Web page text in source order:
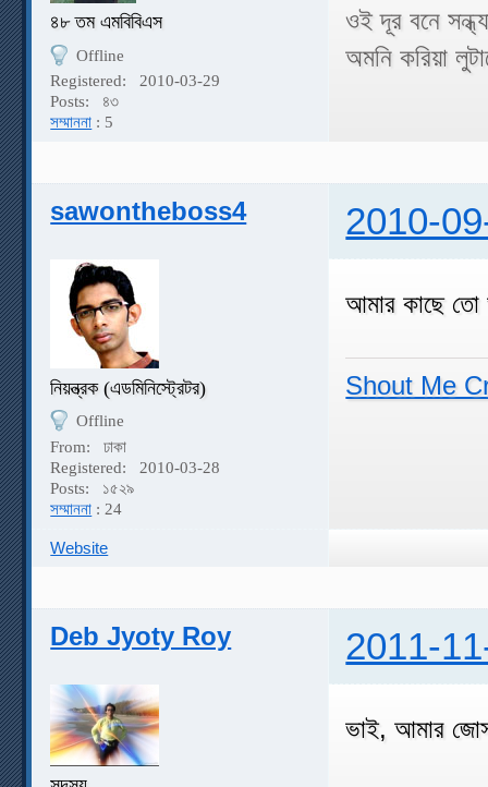
৪৮ তম এমবিবিএস
Offline
Registered:
2010-03-29
Posts:
৪৩
সম্মাননা : 5
ওই দূর বনে
অমনি করিয়া
sawontheboss4 2010-
নিয়ন্ত্রক (এডমিনিস্ট্রেটর)
Offline
From:
ঢাকা
Registered:
2010-03-28
Posts:
১৫২৯
সম্মাননা : 24
আমার কাছে তো
Shout Me
Website
Deb Jyoty Roy 2011-
ভাই, আমার